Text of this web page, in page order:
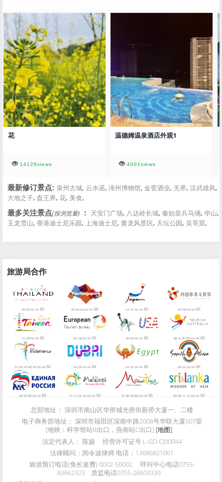
花
14126views
温德姆温泉酒店外观1
4001views
最新修订景点: 泉州古城, 云水谣, 漳州博物馆, 金窖酒业, 无界, 汉武雄风,
大地之子, 盘王界, 花, 美食,
最多关注景点(按浏览量) ： 天安门广场, 八达岭长城, 秦始皇兵马俑, 华山,
玉龙雪山, 香港迪士尼乐园, 上海迪士尼, 黄龙风景区, 天坛公园, 吴哥窟,
旅游局合作
泰国旅游局 新加坡旅游局 日本旅游局 韩国旅游局
台湾旅游局 欧洲旅游局 美国旅游局 澳大利亚旅游局
印度尼西亚旅游局 迪拜旅游局 埃及旅游局 南非旅游局
俄罗斯旅游局 马尔代夫旅游局 毛里求斯旅游局 斯里兰卡旅游局
总部地址： 深圳市南山区华侨城光侨街新侨大厦一、二楼
电子商务部地址： 深圳市福田区深南中路2008号华联大厦507室
[地铁：科学馆站B出口，燕南站C出口] [地图]
法定代表人： 陈扬 经营许可证号 L-GD-CJ00044
法律顾问： 闵令波律师 电话：13686821001
旅游预订电话(免长途费) 0002-50002 呼叫中心电话0755-
83662323
质监电话0755-26603339